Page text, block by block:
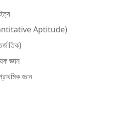
Aptitude)
জ্ঞান
জ্ঞান